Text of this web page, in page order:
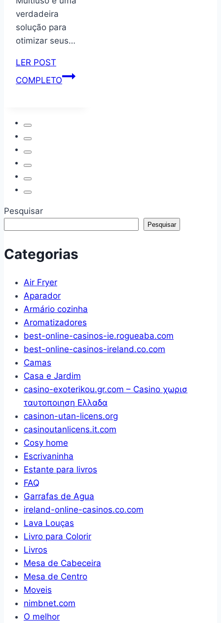
verdadeira
solução para
otimizar seus…
LER POST
COMPLETOOrganizador
Pesquisar
Pesquisar
Categorias
Air Fryer
Aparador
Armário cozinha
Aromatizadores
best-online-casinos-ie.rogueaba.com
best-online-casinos-ireland.co.com
Camas
Casa e Jardim
casino-exoterikou.gr.com – Casino χωρισ
ταυτοποιηση Ελλαδα
casinon-utan-licens.org
casinoutanlicens.it.com
Cosy home
Escrivaninha
Estante para livros
FAQ
Garrafas de Agua
ireland-online-casinos.co.com
Lava Louças
Livro para Colorir
Livros
Mesa de Cabeceira
Mesa de Centro
Moveis
nimbnet.com
O melhor